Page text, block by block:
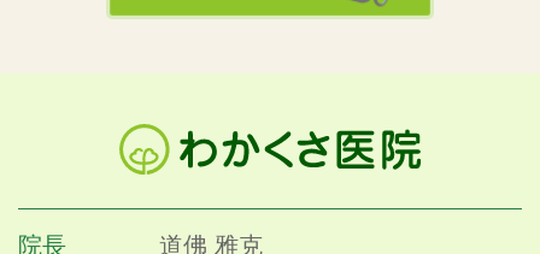
院長 道佛 雅克